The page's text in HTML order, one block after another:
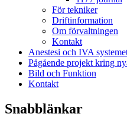
För tekniker
Driftinformation
Om förvaltningen
Kontakt
Anestesi och IVA
Pågående projekt kring
Bild och Funktion
Kontakt
Snabblänkar